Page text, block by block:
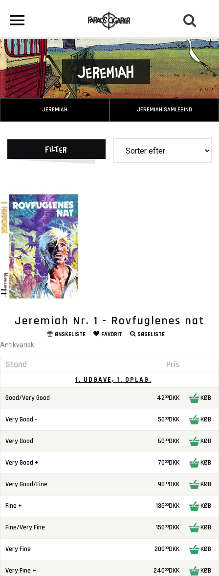
Jeremiah
JEREMIAH JEREMIAH SAMLEBIND
Filter
Jeremiah Nr. 1 - Rovfuglenes nat
ØNSKELISTE FAVORIT SØGELISTE
Antikvarisk
Stand Pris
1. UDGAVE, 1. OPLAG.
Good/Very Good 4200DKK KØB
Very Good - 5000DKK KØB
Very Good 6000DKK KØB
Very Good + 7000DKK KØB
Very Good/Fine 9000DKK KØB
Fine + 13500DKK KØB
Fine/Very Fine 15000DKK KØB
Very Fine 20000DKK KØB
Very Fine + 24000DKK KØB